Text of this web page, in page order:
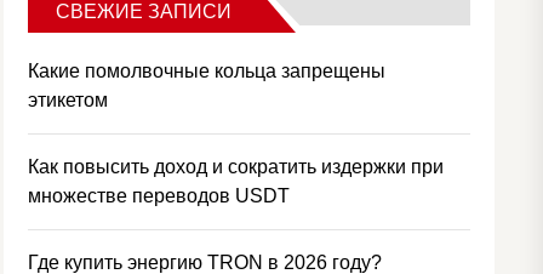
СВЕЖИЕ ЗАПИСИ
Какие помолвочные кольца запрещены
этикетом
Как повысить доход и сократить издержки при
множестве переводов USDT
Где купить энергию TRON в 2026 году?